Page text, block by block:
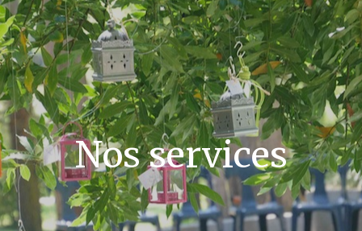
Nos services